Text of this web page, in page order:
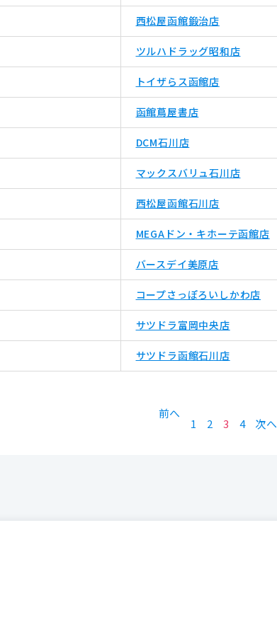
西松屋函館鍛治店
ツルハドラッグ昭和店
トイザらス函館店
函館蔦屋書店
DCM石川店
マックスバリュ石川店
西松屋函館石川店
MEGAドン・キホーテ函館店
バースデイ美原店
コープさっぽろいしかわ店
サツドラ富岡中央店
サツドラ函館石川店
前へ
1 2 3 4 次へ